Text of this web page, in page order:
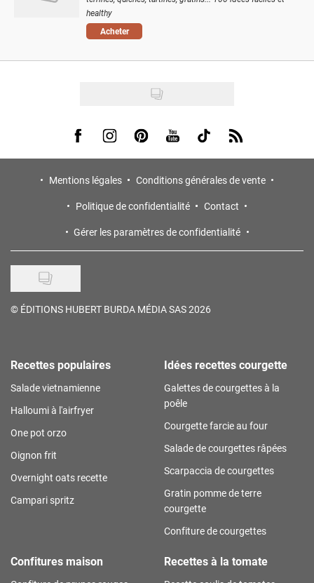
healthy
Acheter
Visit us on Facebook
Visit us on Instagram
Visit us on Pinterest
Visit us on Youtube
Visit us on Tiktok
Visit us on Rss
Mentions légales
Conditions générales de vente
Politique de confidentialité
Contact
Gérer les paramètres de confidentialité
© ÉDITIONS HUBERT BURDA MÉDIA SAS 2026
Recettes populaires
Salade vietnamienne
Halloumi à l'airfryer
One pot orzo
Oignon frit
Overnight oats recette
Campari spritz
Idées recettes courgette
Galettes de courgettes à la
poêle
Courgette farcie au four
Salade de courgettes râpées
Scarpaccia de courgettes
Gratin pomme de terre
courgette
Confiture de courgettes
Confitures maison Recettes à la tomate